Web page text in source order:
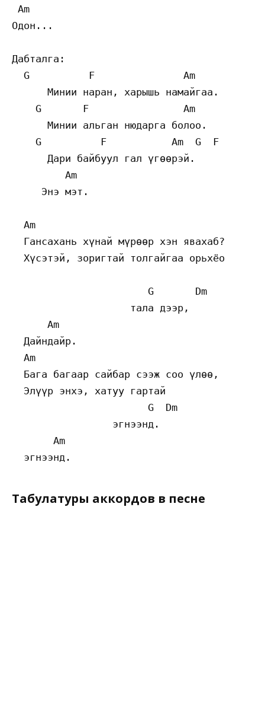
Am
Одон...
Дабталга:
  G          F               Am
      Минии наран, харышь намайгаа.
    G       F                Am
      Минии альган нюдарга болоо.
    G          F           Am  G  F
      Дари байбуул гал үгөөрэй.
         Am
     Энэ мэт.
  Am
  Гансахань хүнай мүрөөр хэн явахаб?
  Хүсэтэй, зоригтай толгайгаа орьхёо
                       G       Dm
                    тала дээр,
      Am
  Дайндайр.
  Am
  Бага багаар сайбар сээж соо үлөө,
  Элүүр энхэ, хатуу гартай
                       G  Dm
                 эгнээнд.
       Am
Табулатуры аккордов в песне